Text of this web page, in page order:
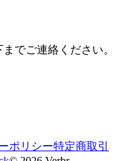
でご連絡ください。
ポリシー特定商取引